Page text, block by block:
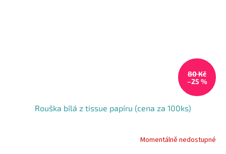
80 Kč
–25 %
Rouška bílá z tissue papíru (cena za 100ks)
Momentálně nedostupné